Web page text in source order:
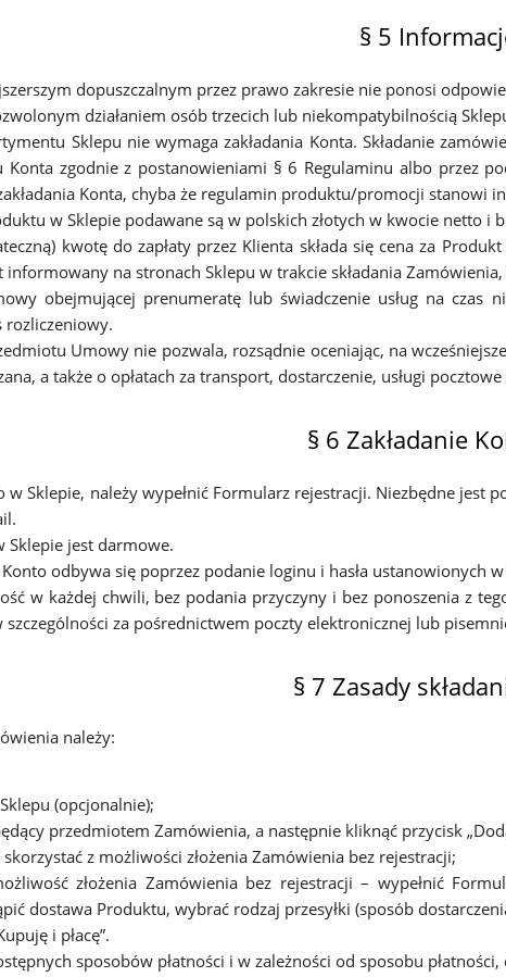
§ 5
dopuszczalnym przez prawo zakresie nie ponosi
działaniem osób trzecich lub niekompatybilnością
Sklepu nie wymaga zakładania Konta. Składanie
Konta zgodnie z postanowieniami § 6 Regulaminu albo przez
Konta, chyba że regulamin produktu/promocji stanowi
w Sklepie podawane są w polskich złotych w kwocie netto i
kwotę do zapłaty przez Klienta składa się cena za
na stronach Sklepu w trakcie składania
obejmującej prenumeratę lub świadczenie usług na czas
rozliczeniowy.
Umowy nie pozwala, rozsądnie oceniając, na
a także o opłatach za transport, dostarczenie, usługi
§ 6 Zakładanie
w Sklepie, należy wypełnić Formularz rejestracji. Niezbędne
Sklepie jest darmowe.
odbywa się poprzez podanie loginu i hasła ustanowionych
w każdej chwili, bez podania przyczyny i bez ponoszenia z
szczególności za pośrednictwem poczty elektronicznej lub
§ 7 Zasady
należy:
(opcjonalnie);
przedmiotem Zamówienia, a następnie kliknąć przycisk
z możliwości złożenia Zamówienia bez rejestracji;
złożenia Zamówienia bez rejestracji – wypełnić
dostawa Produktu, wybrać rodzaj przesyłki (sposób
i płacę”.
sposobów płatności i w zależności od sposobu